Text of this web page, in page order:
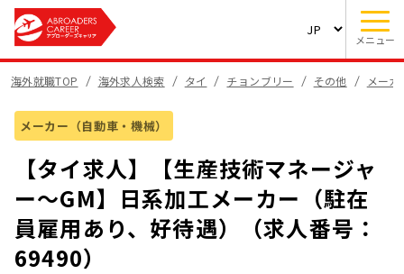
メニュー
海外就職TOP 海外求人検索 タイ チョンブリー その他 メー
メーカー（自動車・機械）
【タイ求人】【生産技術マネージャ
ー～GM】日系加工メーカー（駐在
員雇用あり、好待遇）（求人番号：
69490）